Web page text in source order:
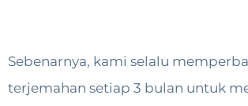
Sebenarnya, kami selalu
terjemahan setiap 3 bulan untuk